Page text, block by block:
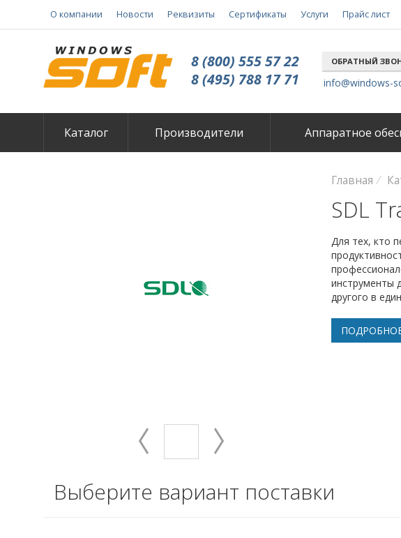
О компании Новости Реквизиты Сертификаты Услуги Прайс лист
8 (800) 555 57 22
8 (495) 788 17 71
ОБРАТНЫЙ
info@windows-
Каталог Производители Аппаратное
Главная
SDL
Для тех, кто
инструменты
другого в
Выберите вариант поставки